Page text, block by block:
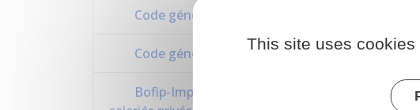
Code général des impôts : articles 79 à 81 quater
Code général des impôts : articles 156 à 163
Bofip-Impôts n°BOI-RSA-CHAMP-20-20
This site uses